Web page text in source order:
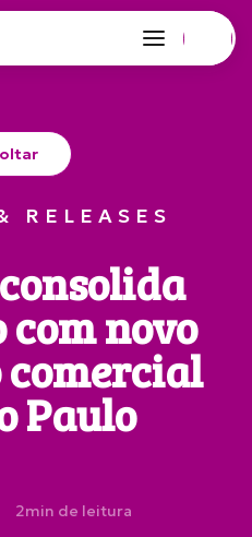
RELEASES
novo
Paulo
2min de leitura